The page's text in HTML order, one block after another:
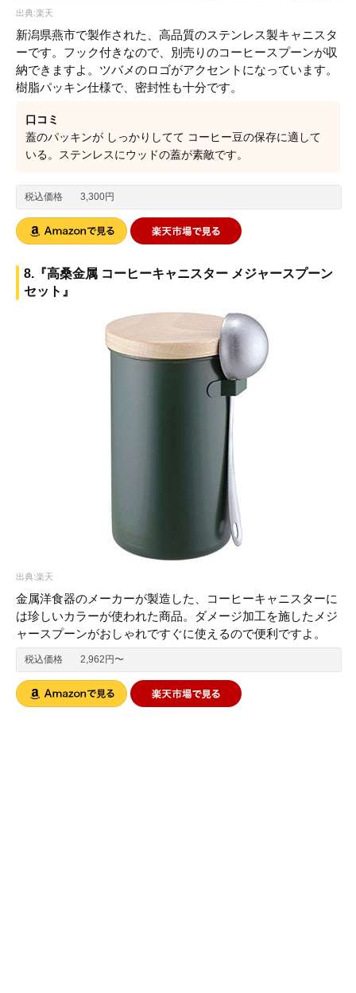
出典:楽天
新潟県燕市で製作された、高品質のステンレス製キャニスタ
ーです。フック付きなので、別売りのコーヒースプーンが収
納できますよ。ツバメのロゴがアクセントになっています。
樹脂パッキン仕様で、密封性も十分です。
口コミ
蓋のパッキンが しっかりしてて コーヒー豆の保存に適して
いる。ステンレスにウッドの蓋が素敵です。
税込価格 3,300円
8.『高桑金属 コーヒーキャニスター メジャースプーン
セット』
出典:楽天
金属洋食器のメーカーが製造した、コーヒーキャニスターに
は珍しいカラーが使われた商品。ダメージ加工を施したメジ
ャースプーンがおしゃれですぐに使えるので便利ですよ。
税込価格 2,962円〜